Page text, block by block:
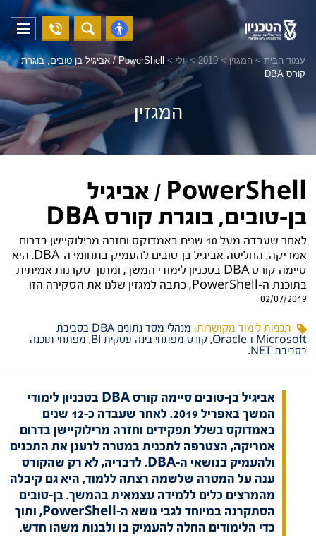
פתח
נגישות
04-
8294228
פתח
תפריט
עמוד הבית> המגזין>
2019
>יולי >
PowerShell / אביגיל בן-טובים, בוגרת
קורס DBA
המגזין
PowerShell / אביגיל
בן-טובים, בוגרת קורס DBA
לאחר שעבדה מעל 10 שנים באמדוקס וחזרה מרילוקיישן בדרום
אמריקה, החליטה אביגיל בן-טובים להעמיק בתחומי ה-DBA. היא
סיימה קורס DBA בטכניון לימודי המשך, ומתוך סקרנות אמיתית
בתוכנת ה-PowerShell, כתבה למגזין שלנו את הסקירה הזו
02/07/2019
תכניות לימוד מקושרות:
מנהלי מסד נתונים DBA בסביבת
Microsoft ו-Oracle
קורס מפתחי בינה עסקית BI
מפתחי תוכנה
בסביבת NET.
אביגיל בן-טובים סיימה קורס DBA בטכניון לימודי
המשך באפריל 2019. לאחר שעבדה כ-12 שנים
באמדוקס בשלל תפקידים וחזרה מרילוקיישן בדרום
אמריקה, הצטרפה לתכנית במטרה לרענן את התכנים
ולהעמיק בנושאי ה-DBA. לדבריה, לא רק שהקורס
ענה על המטרה שלשמה רצתה ללמוד, היא גם קיבלה
מהמרצים כלים ללמידה עצמאית בהמשך. בן-טובים
הסתקרנה במיוחד לגבי נושא ה-PowerShell, ותוך
כדי הלימודים החלה להעמיק בו ולבנות משהו חדש.